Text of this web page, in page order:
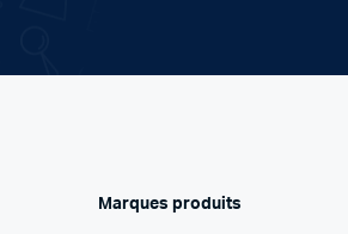
Marques produits